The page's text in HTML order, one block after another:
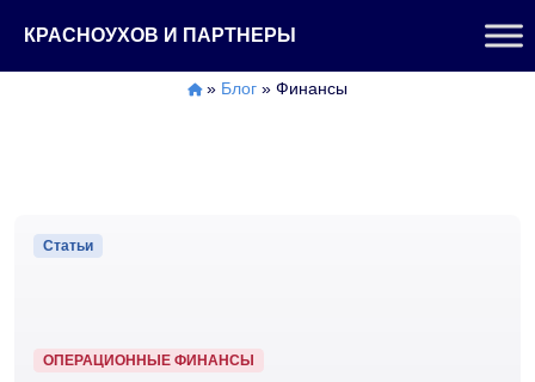
содержимому
КРАСНОУХОВ И ПАРТНЕРЫ
» Блог » Финансы
Статьи
ОПЕРАЦИОННЫЕ ФИНАНСЫ